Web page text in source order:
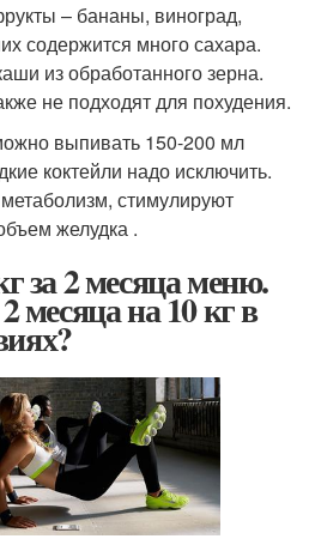
– бананы, виноград,
содержится много сахара.
из обработанного зерна.
не подходят для похудения.
выпивать 150-200 мл
коктейли надо исключить.
стимулируют
желудка .
за 2 месяца меню.
месяца на 10 кг в